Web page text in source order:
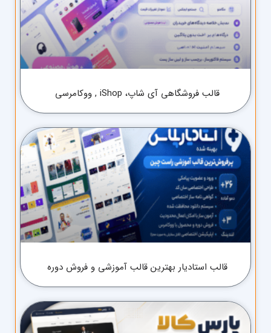
قالب فروشگاهی آی شاپ، iShop , ووکامرسی
قالب استادیار بهترین قالب آموزشی و فروش دوره